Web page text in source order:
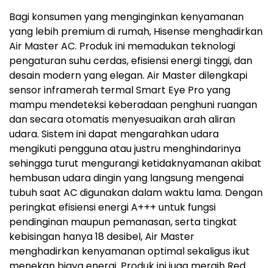
Bagi konsumen yang menginginkan kenyamanan
yang lebih premium di rumah, Hisense menghadirkan
Air Master AC. Produk ini memadukan teknologi
pengaturan suhu cerdas, efisiensi energi tinggi, dan
desain modern yang elegan. Air Master dilengkapi
sensor inframerah termal Smart Eye Pro yang
mampu mendeteksi keberadaan penghuni ruangan
dan secara otomatis menyesuaikan arah aliran
udara. Sistem ini dapat mengarahkan udara
mengikuti pengguna atau justru menghindarinya
sehingga turut mengurangi ketidaknyamanan akibat
hembusan udara dingin yang langsung mengenai
tubuh saat AC digunakan dalam waktu lama. Dengan
peringkat efisiensi energi A+++ untuk fungsi
pendinginan maupun pemanasan, serta tingkat
kebisingan hanya 18 desibel, Air Master
menghadirkan kenyamanan optimal sekaligus ikut